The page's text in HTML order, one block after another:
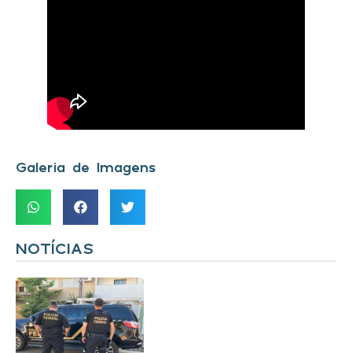
Galeria de Imagens
NOTÍCIAS